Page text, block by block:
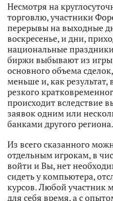
Несмотря на
торговлю, участники
перерывы на выходные
воскресенье, и дни,
национальные
биржи выбывают из
основного объема
меньше и, как результат,
резкого
происходит вследствие
заявок одним или
банками другого региона.
Из всего сказанного
отдельным игрокам, в
войти и Вы, нет
сидеть у компьютера,
курсов. Любой участник
для себя время, а с